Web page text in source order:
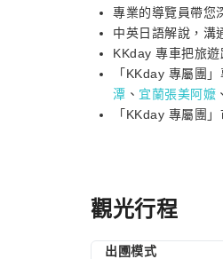
專業的導覽員帶您
中英日語解說，溝
KKday 專車把旅
「KKday 專屬團
潭 、 宜蘭張美阿嬤 、
「KKday 專屬團
觀光行程
出圑模式